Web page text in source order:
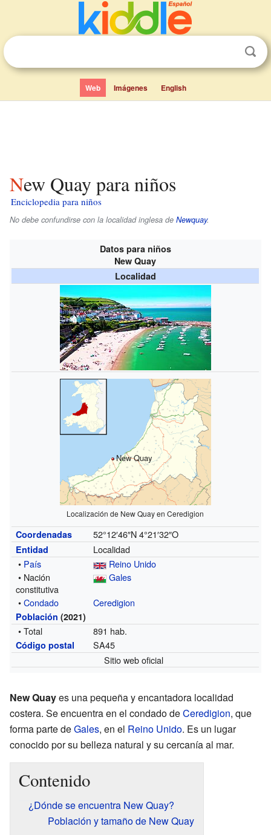
Web Imágenes English
New Quay para niños
Enciclopedia para niños
No debe confundirse con la localidad inglesa de Newquay.
Datos para niños
New Quay
Localidad
New Quay
Localización de New Quay en Ceredigion
Coordenadas 52°12′46″N 4°21′32″O
Entidad
Localidad
• País
Reino Unido
• Nación
constitutiva
Gales
•Condado Ceredigion
Población (2021)
• Total 891 hab.
Código postal
SA45
Sitio web oficial
New Quayes una pequeña y encantadora localidad
costera. Se encuentra en el condado deCeredigion, que
forma parte deGales, en el Reino Unido. Es un lugar
conocido por su belleza natural y su cercanía al mar.
Contenido
¿Dónde se encuentra New Quay?
Población y tamaño de New Quay